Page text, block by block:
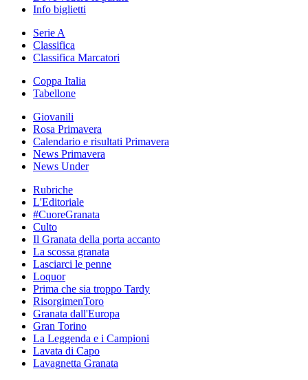
Info biglietti
Serie A
Classifica
Classifica Marcatori
Coppa Italia
Tabellone
Giovanili
Rosa Primavera
Calendario e risultati Primavera
News Primavera
News Under
Rubriche
L'Editoriale
#CuoreGranata
Culto
Il Granata della porta accanto
La scossa granata
Lasciarci le penne
Loquor
Prima che sia troppo Tardy
RisorgimenToro
Granata dall'Europa
Gran Torino
La Leggenda e i Campioni
Lavata di Capo
Lavagnetta Granata